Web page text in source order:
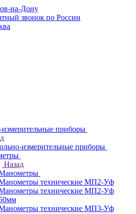
на-Дону
звонок по России
приборы
измерительные приборы
Назад
технические МП2-Уф
технические МП2-Уф
технические МП3-Уф